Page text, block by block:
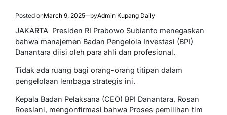
Posted onMarch 9, 2025 byAdmin Kupang Daily
JAKARTA  Presiden RI Prabowo Subianto menegaskan
bahwa manajemen Badan Pengelola Investasi (BPI)
Danantara diisi oleh para ahli dan profesional.
Tidak ada ruang bagi orang-orang titipan dalam
pengelolaan lembaga strategis ini.
Kepala Badan Pelaksana (CEO) BPI Danantara, Rosan
Roeslani, mengonfirmasi bahwa Proses pemilihan tim